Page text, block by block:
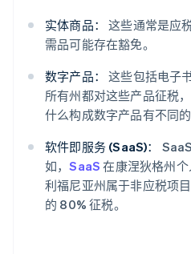
实体商品：
这些通常是应
需品可能存在豁免。
数字产品：
这些包括电子
所有州都对这些产品征税
什么构成数字产品有不同的
软件即服务 (SaaS)：
如，SaaS 在康涅狄格州
利福尼亚州属于非应税项
的 80% 征税。